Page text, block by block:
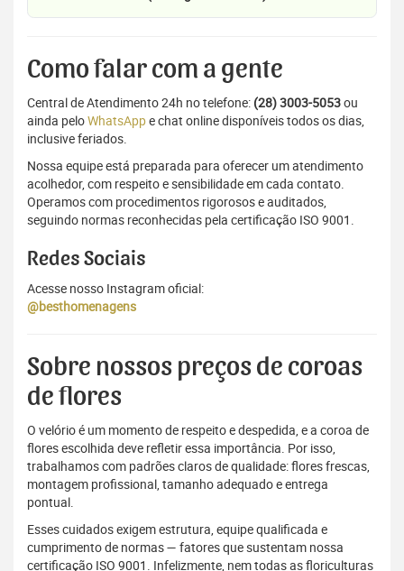
Como falar com a gente
Central de Atendimento 24h no telefone: (28) 3003-5053ou
ainda peloWhatsAppe chat online disponíveis todos os dias,
inclusive feriados.
Nossa equipe está preparada para oferecer um atendimento
acolhedor, com respeito e sensibilidade em cada contato.
Operamos com procedimentos rigorosos e auditados,
seguindo normas reconhecidas pela certificação ISO 9001.
Redes Sociais
Acesse nosso Instagram oficial:
@besthomenagens
Sobre nossos preços de coroas
de flores
O velório é um momento de respeito e despedida, e a coroa de
flores escolhida deve refletir essa importância. Por isso,
trabalhamos com padrões claros de qualidade: flores frescas,
montagem profissional, tamanho adequado e entrega
pontual.
Esses cuidados exigem estrutura, equipe qualificada e
cumprimento de normas — fatores que sustentam nossa
certificação ISO 9001. Infelizmente, nem todas as floriculturas